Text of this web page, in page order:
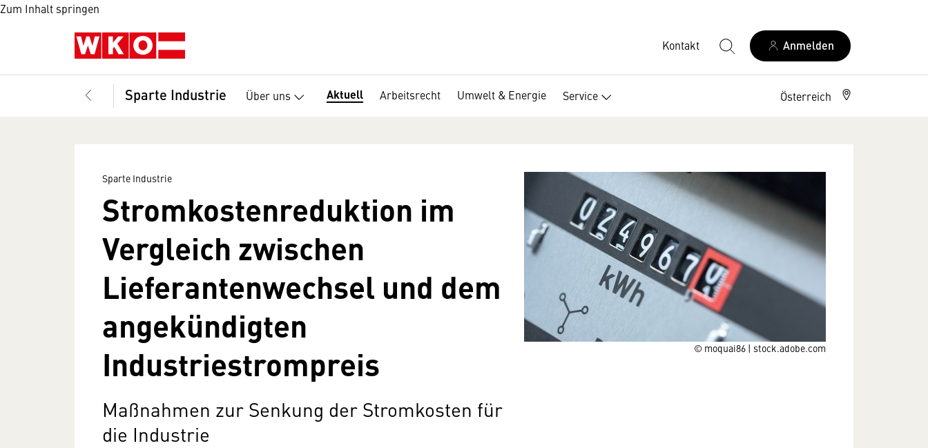
Zum Inhalt springen
Kontakt Anmelden
Sparte Industrie Über uns Aktuell Arbeitsrecht Umwelt & Energie Service Österreich
© moquai86 | stock.adobe.com
Sparte Industrie
Stromkostenreduktion im
Vergleich zwischen
Lieferantenwechsel und dem
angekündigten
Industriestrompreis
Maßnahmen zur Senkung der Stromkosten für
die Industrie